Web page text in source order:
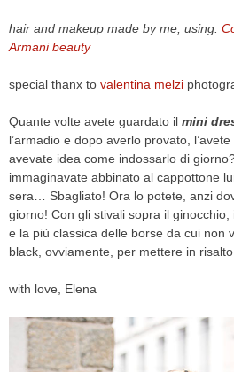
PRESS
ABOUT
ARCHIVES
hair and makeup made by me, using:
Armani beauty
special thanx to valentina melzi
Quante volte avete guardato il mini
l’armadio e dopo averlo provato,
avevate idea come indossarlo di
immaginavate abbinato al cappottone
sera… Sbagliato! Ora lo potete, anzi
giorno! Con gli stivali sopra il
e la più classica delle borse da cui non
black, ovviamente, per mettere in
with love, Elena